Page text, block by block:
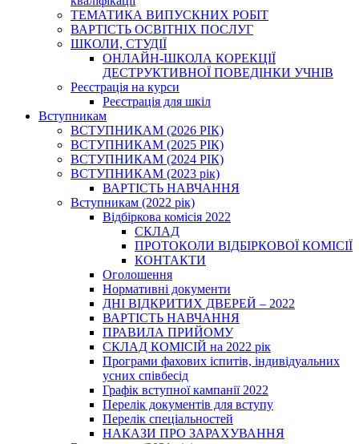
ТЕМАТИКА ВИПУСКНИХ РОБІТ
ВАРТІСТЬ ОСВІТНІХ ПОСЛУГ
ШКОЛИ, СТУДІЇ
ОНЛАЙН-ШКОЛА КОРЕКЦІЇ
ДЕСТРУКТИВНОЇ ПОВЕДІНКИ УЧНІВ
Реєстрація на курси
Реєстрація для шкіл
Вступникам
ВСТУПНИКАМ (2026 РІК)
ВСТУПНИКАМ (2025 РІК)
ВСТУПНИКАМ (2024 РІК)
ВСТУПНИКАМ (2023 рік)
ВАРТІСТЬ НАВЧАННЯ
Вступникам (2022 рік)
Відбіркова комісія 2022
СКЛАД
ПРОТОКОЛИ ВІДБІРКОВОЇ КОМІСІЇ
КОНТАКТИ
Оголошення
Нормативні документи
ДНІ ВІДКРИТИХ ДВЕРЕЙ – 2022
ВАРТІСТЬ НАВЧАННЯ
ПРАВИЛА ПРИЙОМУ
СКЛАД КОМІСІЙ на 2022 рік
Програми фахових іспитів, індивідуальних
усних співбесід
Графік вступної кампанії 2022
Перелік документів для вступу
Перелік спеціальностей
НАКАЗИ ПРО ЗАРАХУВАННЯ